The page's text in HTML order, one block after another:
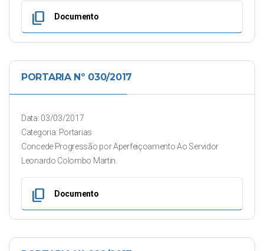
content_copy Documento
PORTARIA Nº 030/2017
Data: 03/03/2017
Categoria: Portarias
Concede Progressão por Aperfeiçoamento Ao Servidor
Leonardo Colombo Martin.
content_copy Documento